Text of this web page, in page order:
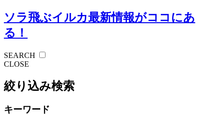
ソラ飛ぶイルカ最新情報がココにあ
る！
SEARCH
CLOSE
絞り込み検索
キーワード